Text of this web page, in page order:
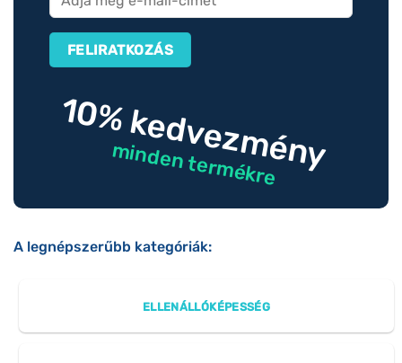
10% kedvezmény
minden termékre
A legnépszerűbb kategóriák:
ELLENÁLLÓKÉPESSÉG